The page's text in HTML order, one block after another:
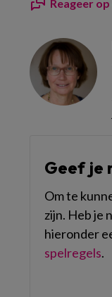
Reageer
Geef je
Om te
zijn. Heb je
hieronder
spelregels.